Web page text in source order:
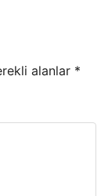
alanlar *